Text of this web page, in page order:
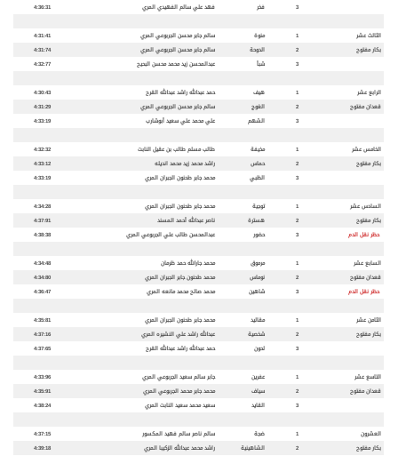
3
فخر فهد علي سالم الفهيدي المري 4:36:31
الثالث عشر 1 منوة سالم جابر محسن الجربوعي المري
4:31:41
بكار مفتوح
2 الدوحة سالم جابر محسن الجربوعي المري
4:31:74
3
شبأ عبدالمحسن زيد محمد محسن البحيح 4:32:77
الرابع عشر 1 هيف حمد عبدالله راشد عبدالله القرح
4:30:43
قعدان مفتوح
2 الغوج سالم جابر محسن الجربوعي المري
4:31:29
3
الشهم علي محمد علي سعيد أبوشارب 4:33:19
الخامس عشر 1 مخيفة طالب مسلم طالب بن عقيل النابت
4:32:32
بكار مفتوح
2 حماس راشد محمد زيد محمد انديله
4:33:12
3
الظبي محمد جابر طحنون الجبران المري 4:33:19
السادس عشر 1 توجية محمد جابر طحنون الجبران المري
4:34:28
بكار مفتوح
2 هسترة ناصر عبدالله أحمد المسند
4:37:91
حظر نقل الدم
3 حضور عبدالمحسن طالب علي الجربوعي المري 4:38:38
السابع عشر 1 مرموق محمد جارالله حمد ظرمان
4:34:48
قعدان مفتوح
2 نوماس محمد طحنون جابر الجبران المري
4:34:80
حظر نقل الدم
3 شاهين محمد صالح محمد مانعه المري 4:36:47
الثامن عشر 1 مقاليد محمد جابر طحنون الجبران المري
4:35:81
بكار مفتوح
2 شخصية عبدالله راشد علي النشيره المري
4:37:16
3
لحون حمد عبدالله راشد عبدالله القرح 4:37:65
التاسع عشر 1 عفرين جابر سالم سعيد الجربوعي المري
4:33:96
قعدان مفتوح
2 سياف محمد جابر محمد الجربوعي المري
4:35:91
3
القايد سعيد محمد سعيد النابت المري 4:38:24
العشرون 1 ضجة سالم ناصر سالم فهيد المكسور
4:37:15
بكار مفتوح
2 الشاهينية راشد محمد عبدالله الزكيبا المري
4:39:18